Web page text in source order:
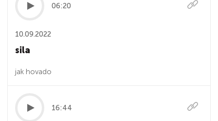
06:20
10.09.2022
sila
jak hovado
16:44